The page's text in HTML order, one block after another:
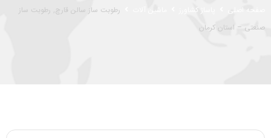
صفحه اصلی پاساژ کشاورز ماشین آلات
رطوبت ساز سالن قارچ, رطوبت ساز
صنعتی – استان کرمان